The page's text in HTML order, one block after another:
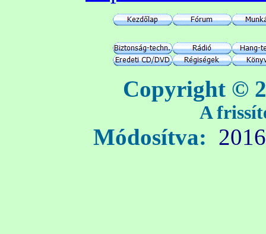
Copyright ©
A
Módosítva: